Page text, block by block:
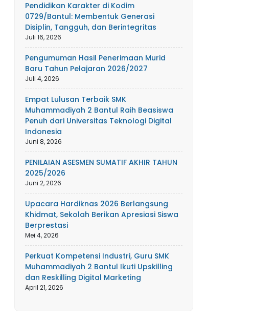
Pendidikan Karakter di Kodim
0729/Bantul: Membentuk Generasi
Disiplin, Tangguh, dan Berintegritas
Juli 16, 2026
Pengumuman Hasil Penerimaan Murid
Baru Tahun Pelajaran 2026/2027
Juli 4, 2026
Empat Lulusan Terbaik SMK
Muhammadiyah 2 Bantul Raih Beasiswa
Penuh dari Universitas Teknologi Digital
Indonesia
Juni 8, 2026
PENILAIAN ASESMEN SUMATIF AKHIR TAHUN
2025/2026
Juni 2, 2026
Upacara Hardiknas 2026 Berlangsung
Khidmat, Sekolah Berikan Apresiasi Siswa
Berprestasi
Mei 4, 2026
Perkuat Kompetensi Industri, Guru SMK
Muhammadiyah 2 Bantul Ikuti Upskilling
dan Reskilling Digital Marketing
April 21, 2026